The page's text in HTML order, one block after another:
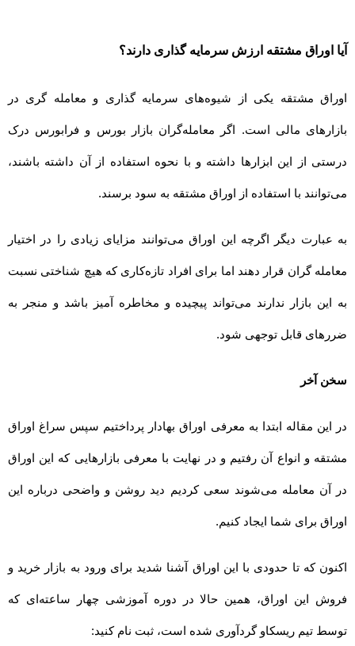
آیا اوراق مشتقه ارزش سرمایه گذاری دارند؟
اوراق مشتقه یکی از شیوه‌های سرمایه گذاری و معامله گری در
بازارهای مالی است. اگر معامله‌گران بازار بورس و فرابورس درک
درستی از این ابزارها داشته و با نحوه استفاده از آن داشته باشند،
می‌توانند با استفاده از اوراق مشتقه به سود برسند.
به عبارت دیگر اگرچه این اوراق می‌توانند مزایای زیادی را در اختیار
معامله گران قرار دهند اما برای افراد تازه‌کاری که هیچ شناختی نسبت
به این بازار ندارند می‌تواند پیچیده و مخاطره آمیز باشد و منجر به
ضررهای قابل توجهی شود.
سخن آخر
در این مقاله ابتدا به معرفی اوراق بهادار پرداختیم سپس سراغ اوراق
مشتقه و انواع آن رفتیم و در نهایت با معرفی بازارهایی که این اوراق
در آن معامله می‌شوند سعی کردیم دید روشن و واضحی درباره این
اوراق برای شما ایجاد کنیم.
اکنون که تا حدودی با این اوراق آشنا شدید برای ورود به بازار خرید و
فروش این اوراق، همین حالا در دوره آموزشی چهار ساعته‌ای که
توسط تیم ریسکاو گردآوری شده است، ثبت نام کنید: